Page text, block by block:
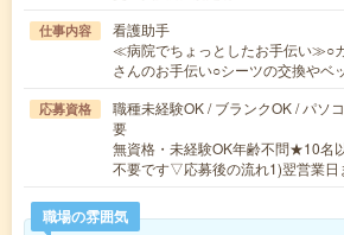
仕事内容
看護助手
≪病院でちょっとしたお手伝い≫○
さんのお手伝い○シーツの交換やベ
応募資格
職種未経験OK / ブランクOK / パソ
要
無資格・未経験OK年齢不問★10名
不要です▽応募後の流れ1)翌営業
職場の雰囲気